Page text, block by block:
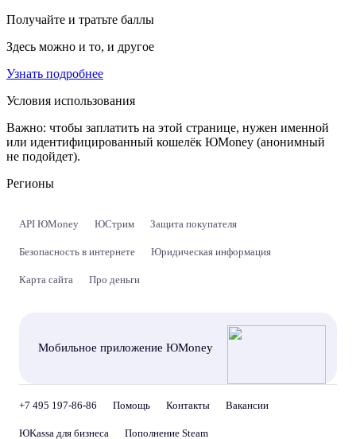
Получайте и тратьте баллы
Здесь можно и то, и другое
Узнать подробнее
Условия использования
Важно: чтобы заплатить на этой странице, нужен именной
или идентифицированный кошелёк ЮMoney (анонимный
не подойдет).
Регионы
API ЮMoney ЮСтрим Защита покупателя
Безопасность в интернете Юридическая информация
Карта сайта Про деньги
Мобильное приложение ЮMoney
+7 495 197-86-86 Помощь Контакты Вакансии
ЮKassa для бизнеса Пополнение Steam